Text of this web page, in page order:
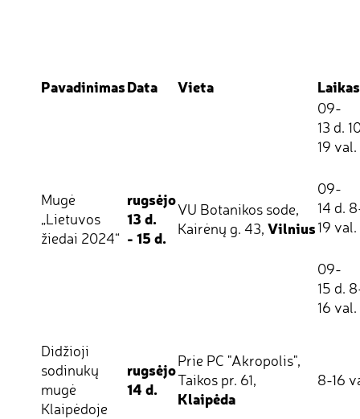
PavadinimasData Vieta Laikas
Mugė
„Lietuvos
žiedai 2024“
rugsėjo
13 d.
- 15 d.
VU Botanikos sode,
Kairėnų g. 43, Vilnius
09-
13 d.
19 val.
09-
14 d.
19 val.
09-
15 d.
16 val.
Didžioji
sodinukų
mugė
Klaipėdoje
rugsėjo
14 d.
Prie PC "Akropolis",
Taikos pr. 61,
Klaipėda
8-16